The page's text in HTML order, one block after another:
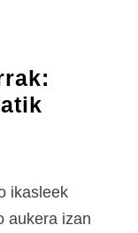
ikasleek
aukera izan